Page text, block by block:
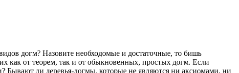
догм? Назовите необходомые и достаточные, то бишь
как от теорем, так и от обыкновенных, простых догм. Если
Бывают ли деревья-догмы, которые не являются ни аксиомами, ни